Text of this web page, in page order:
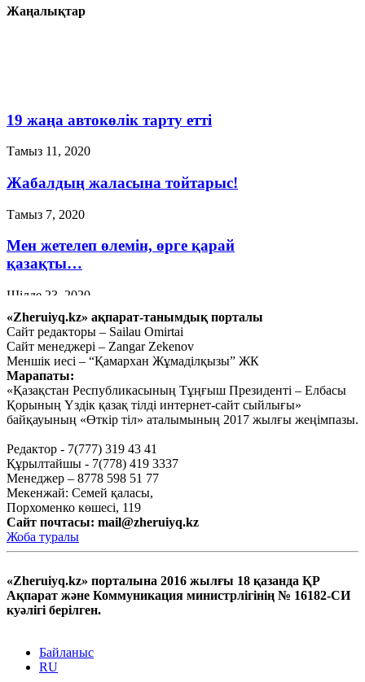
Жаңалықтар
19 жаңа автокөлік тарту етті
Тамыз 11, 2020
Жабалдың жаласына тойтарыс!
Тамыз 7, 2020
Мен жетелеп өлемін, өрге қарай
қазақты…
Шілде 23, 2020
Е.Сайров. Пандемия нені көрсетті?
Шілде 20, 2020
«Мен бір жұмбақ адаммын…»
(жалғасы)
Тағы оқу
«Zheruiyq.kz» ақпарат-танымдық порталы
Сайт редакторы – Sailau Omirtai
Сайт менеджері – Zangar Zekenov
Меншік иесі – “Қамархан Жұмаділқызы” ЖК
Марапаты:
«Қазақстан Республикасының Тұңғыш Президенті – Елбасы
Қорының Үздік қазақ тілді интернет-сайт сыйлығы»
байқауының «Өткір тіл» аталымының 2017 жылғы жеңімпазы.
Редактор - 7(777) 319 43 41
Құрылтайшы - 7(778) 419 3337
Менеджер – 8778 598 51 77
Мекенжай: Семей қаласы,
Порхоменко көшесі, 119
Сайт почтасы: mail@zheruiyq.kz
Жоба туралы
«Zheruiyq.kz» порталына 2016 жылғы 18 қазанда ҚР
Ақпарат және Коммуникация министрлігінің № 16182-СИ
куәлігі берілген.
Байланыс
RU